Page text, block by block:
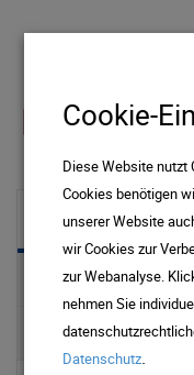
Wasser
Preise &
Trinkwasser
Cookie-
Diese Website nutzt
Cookies benötigen
unserer Website
wir Cookies zur
zur Webanalyse.
nehmen Sie
Datenschutz.